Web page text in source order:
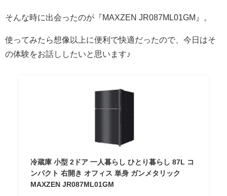
そんな時に出会ったのが『MAXZEN JR087ML01GM』。
使ってみたら想像以上に便利で快適だったので、今日はそ
の体験をお話ししたいと思います♪
冷蔵庫 小型 2ドア 一人暮らし ひとり暮らし 87L コ
ンパクト 右開き オフィス 単身 ガンメタリック
MAXZEN JR087ML01GM